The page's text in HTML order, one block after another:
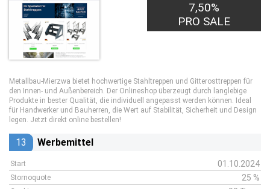
7,50%
PRO SALE
Metallbau-Mierzwa bietet hochwertige Stahltreppen und Gitterosttreppen für
den Innen- und Außenbereich. Der Onlineshop überzeugt durch langlebige
Produkte in bester Qualität, die individuell angepasst werden können. Ideal
für Handwerker und Bauherren, die Wert auf Stabilität, Sicherheit und Design
legen. Jetzt direkt online bestellen!
13 Werbemittel
Start 01.10.2024
Stornoquote 25 %